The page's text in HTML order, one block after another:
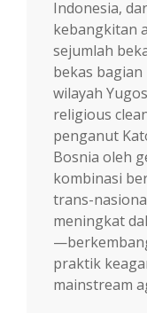
Indonesia,
kebangkitan
sejumlah
bekas bagian
wilayah
religious
penganut
Bosnia oleh
kombinasi
trans-
meningkat
praktik
mainstream